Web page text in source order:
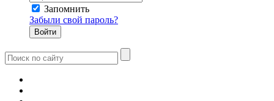
Запомнить
Забыли свой пароль?